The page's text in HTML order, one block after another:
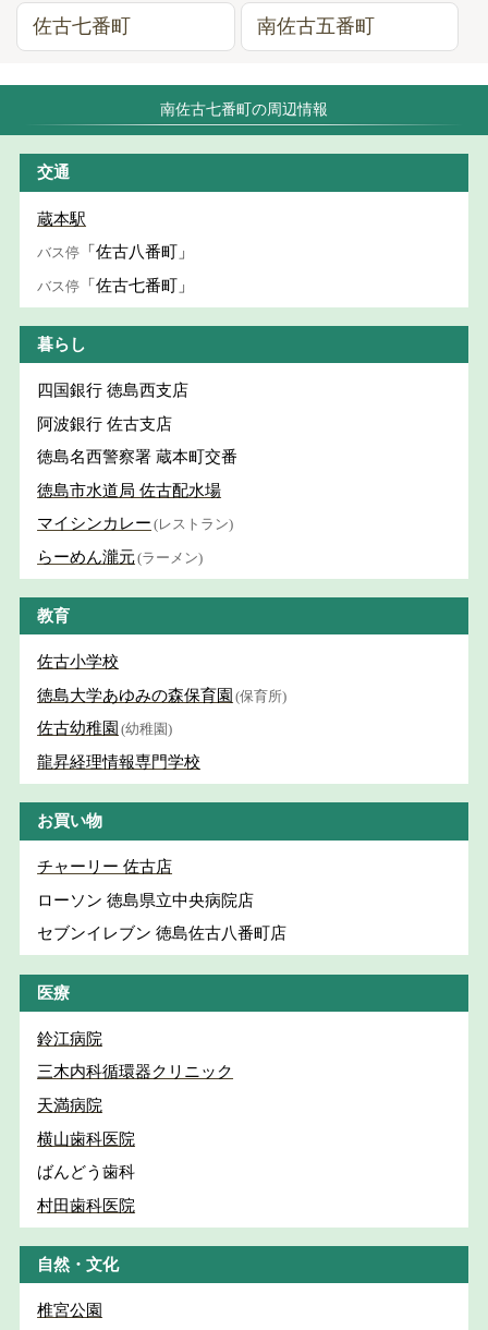
佐古七番町 南佐古五番町
南佐古七番町の周辺情報
交通
蔵本駅
バス停 「佐古八番町」
バス停 「佐古七番町」
暮らし
四国銀行 徳島西支店
阿波銀行 佐古支店
徳島名西警察署 蔵本町交番
徳島市水道局 佐古配水場
マイシンカレー (レストラン)
らーめん瀧元(ラーメン)
教育
佐古小学校
徳島大学あゆみの森保育園 (保育所)
佐古幼稚園 (幼稚園)
龍昇経理情報専門学校
お買い物
チャーリー 佐古店
ローソン 徳島県立中央病院店
セブンイレブン 徳島佐古八番町店
医療
鈴江病院
三木内科循環器クリニック
天満病院
横山歯科医院
ばんどう歯科
村田歯科医院
自然・文化
椎宮公園